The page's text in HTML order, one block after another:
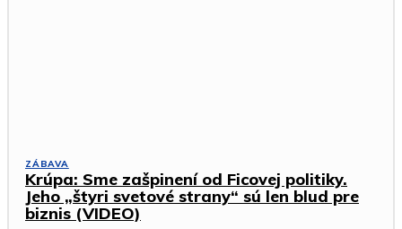
ZÁBAVA
Krúpa: Sme zašpinení od Ficovej politiky.
Jeho „štyri svetové strany“ sú len blud pre
biznis (VIDEO)